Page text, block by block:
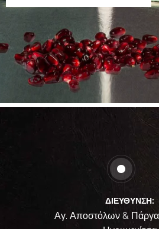
ΔΙΕΎΘΥΝΣΗ:
Αγ. Αποστόλων &